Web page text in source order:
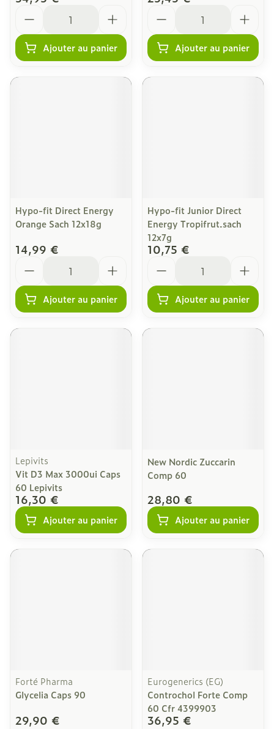
Ajouter au panier Ajouter au panier
Hypo-fit Direct Energy
Orange Sach 12x18g
14,99 €
Ajouter au panier
Hypo-fit Junior Direct
Energy Tropifrut.sach
12x7g
10,75 €
Ajouter au panier
Lepivits
Vit D3 Max 3000ui Caps
60 Lepivits
16,30 €
Ajouter au panier
New Nordic Zuccarin
Comp 60
28,80 €
Ajouter au panier
Forté Pharma
Glycelia Caps 90
29,90 €
Eurogenerics (EG)
Controchol Forte Comp
60 Cfr 4399903
36,95 €